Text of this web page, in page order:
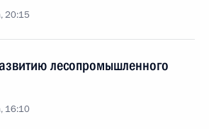
20:15
лесопромышленного
16:10